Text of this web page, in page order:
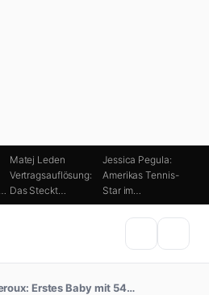
Matej Leden
Vertragsauflösung:
Das Steckt…
Jessica Pegula:
Amerikas Tennis-
Star im…
Erstes Baby mit 54…